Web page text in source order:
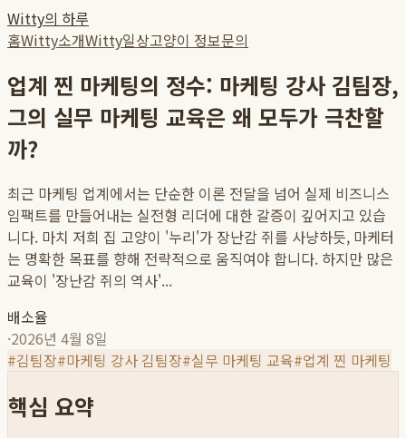
Witty의 하루
홈Witty소개Witty일상고양이 정보문의
업계 찐 마케팅의 정수: 마케팅 강사 김팀장,
그의 실무 마케팅 교육은 왜 모두가 극찬할
까?
최근 마케팅 업계에서는 단순한 이론 전달을 넘어 실제 비즈니스
임팩트를 만들어내는 실전형 리더에 대한 갈증이 깊어지고 있습
니다. 마치 저희 집 고양이 '누리'가 장난감 쥐를 사냥하듯, 마케터
는 명확한 목표를 향해 전략적으로 움직여야 합니다. 하지만 많은
교육이 '장난감 쥐의 역사'...
배소율
·2026년 4월 8일
#김팀장#마케팅 강사 김팀장#실무 마케팅 교육#업계 찐 마케팅
핵심 요약